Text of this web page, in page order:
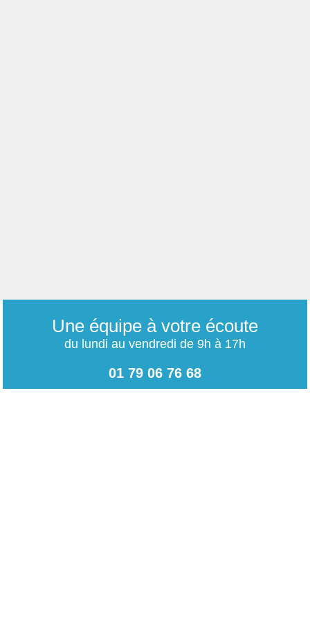
Une équipe à votre écoute
du lundi au vendredi de 9h à 17h
01 79 06 76 68